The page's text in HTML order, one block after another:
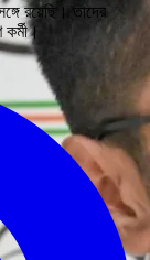
রয়েছি। তাদের